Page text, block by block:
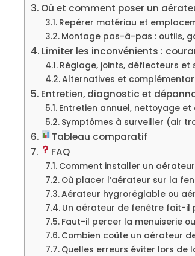
Où et comment poser un
Repérer matériau et
Montage pas-à-pas : outils,
Limiter les inconvénients :
Réglage, joints, déflecteurs et
Alternatives et
Entretien, diagnostic et
Entretien annuel, nettoyage
Symptômes à surveiller (air
Tableau comparatif
FAQ
Comment installer un
Où placer l’aérateur sur la
Aérateur hygroréglable ou
Un aérateur de fenêtre fait-il
Faut-il percer la menuiserie
Combien coûte un aérateur
Quelles erreurs éviter lors de